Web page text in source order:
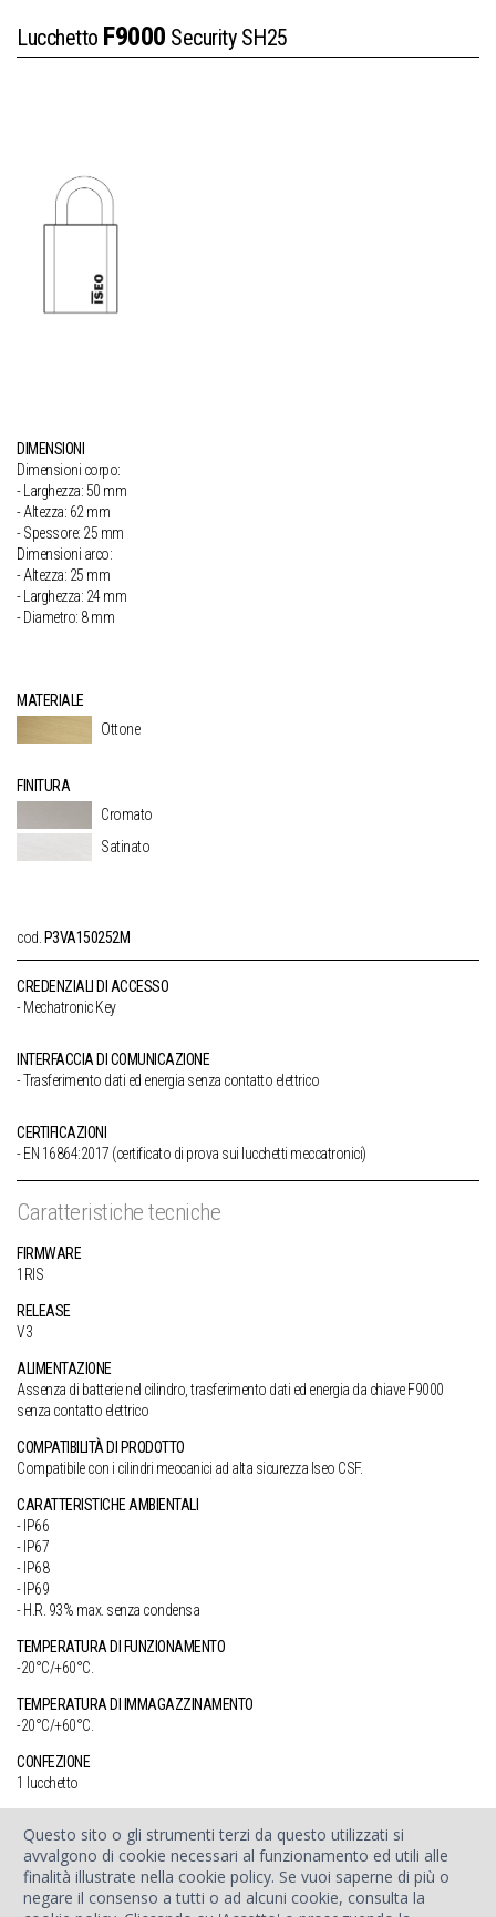
Lucchetto F9000 Security SH25
DIMENSIONI
Dimensioni corpo:
- Larghezza: 50 mm
- Altezza: 62 mm
- Spessore: 25 mm
Dimensioni arco:
- Altezza: 25 mm
- Larghezza: 24 mm
- Diametro: 8 mm
MATERIALE
Ottone
FINITURA
Cromato
Satinato
cod. P3VA150252M
CREDENZIALI DI ACCESSO
Mechatronic Key
INTERFACCIA DI COMUNICAZIONE
Trasferimento dati ed energia senza contatto elettrico
CERTIFICAZIONI
EN 16864:2017 (certificato di prova sui lucchetti meccatronici)
Caratteristiche tecniche
FIRMWARE
1RIS
RELEASE
V3
ALIMENTAZIONE
Assenza di batterie nel cilindro, trasferimento dati ed energia da chiave F9000
senza contatto elettrico
COMPATIBILITÀ DI PRODOTTO
Compatibile con i cilindri meccanici ad alta sicurezza Iseo CSF.
CARATTERISTICHE AMBIENTALI
IP66
IP67
IP68
IP69
H.R. 93% max. senza condensa
TEMPERATURA DI FUNZIONAMENTO
-20°C/+60°C.
TEMPERATURA DI IMMAGAZZINAMENTO
-20°C/+60°C.
CONFEZIONE
1 lucchetto
Compatibilità con applicativi ISEO
ARGO LUCKEY LSA V364
Questo sito o gli strumenti terzi da questo utilizzati si
avvalgono di cookie necessari al funzionamento ed utili alle
finalità illustrate nella cookie policy. Se vuoi saperne di più o
negare il consenso a tutti o ad alcuni cookie, consulta la